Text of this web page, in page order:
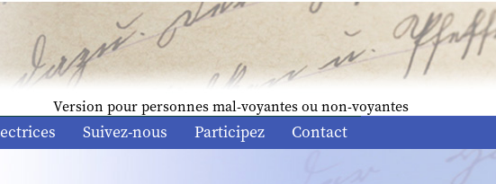
Version pour personnes mal-voyantes ou non-voyantes
Suivez-nous Participez Contact